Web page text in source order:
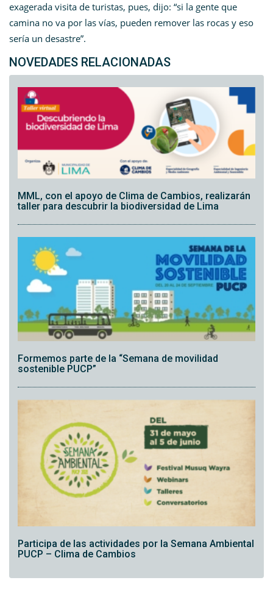
exagerada visita de turistas, pues, dijo: “si la gente que
camina no va por las vías, pueden remover las rocas y eso
sería un desastre”.
NOVEDADES RELACIONADAS
MML, con el apoyo de Clima de Cambios, realizarán
taller para descubrir la biodiversidad de Lima
Formemos parte de la “Semana de movilidad
sostenible PUCP”
Participa de las actividades por la Semana Ambiental
PUCP – Clima de Cambios